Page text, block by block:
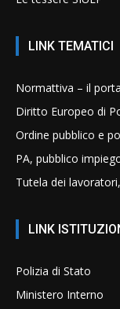
LINK TEMATICI
Normattiva – il
Diritto Europeo di
Ordine pubblico e
PA, pubblico
Tutela dei
LINK
Polizia di Stato
Ministero Interno